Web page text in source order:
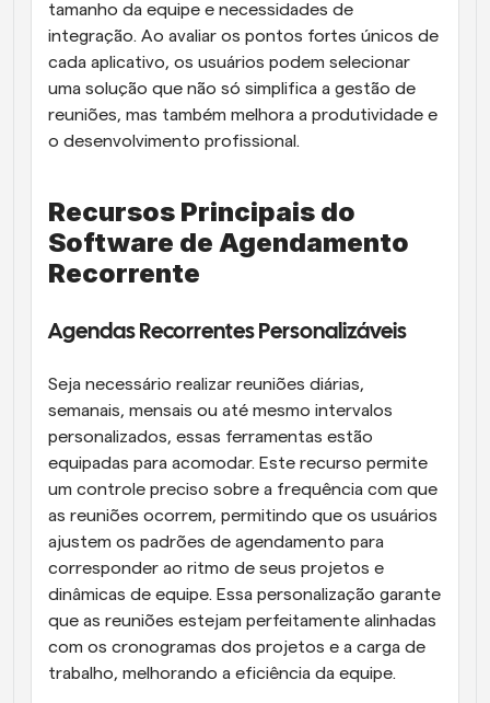
tamanho da equipe e necessidades de
integração. Ao avaliar os pontos fortes únicos de
cada aplicativo, os usuários podem selecionar
uma solução que não só simplifica a gestão de
reuniões, mas também melhora a produtividade e
o desenvolvimento profissional.
Recursos Principais do
Software de Agendamento
Recorrente
Agendas Recorrentes Personalizáveis
Seja necessário realizar reuniões diárias,
semanais, mensais ou até mesmo intervalos
personalizados, essas ferramentas estão
equipadas para acomodar. Este recurso permite
um controle preciso sobre a frequência com que
as reuniões ocorrem, permitindo que os usuários
ajustem os padrões de agendamento para
corresponder ao ritmo de seus projetos e
dinâmicas de equipe. Essa personalização garante
que as reuniões estejam perfeitamente alinhadas
com os cronogramas dos projetos e a carga de
trabalho, melhorando a eficiência da equipe.